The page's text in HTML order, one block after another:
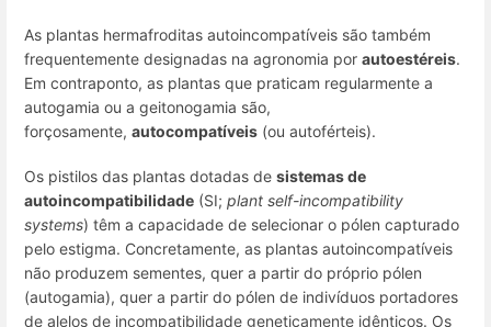
As plantas hermafroditas autoincompatíveis são também
frequentemente designadas na agronomia por autoestéreis.
Em contraponto, as plantas que praticam regularmente a
autogamia ou a geitonogamia são,
forçosamente, autocompatíveis (ou autoférteis).
Os pistilos das plantas dotadas de sistemas de
autoincompatibilidade (SI; plant self-incompatibility
systems) têm a capacidade de selecionar o pólen capturado
pelo estigma. Concretamente, as plantas autoincompatíveis
não produzem sementes, quer a partir do próprio pólen
(autogamia), quer a partir do pólen de indivíduos portadores
de alelos de incompatibilidade geneticamente idênticos. Os